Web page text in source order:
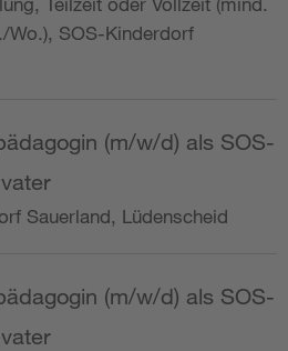
Wo.), SOS-Kinderdorf
(m/w/d) als SOS-
Sauerland, Lüdenscheid
(m/w/d) als SOS-